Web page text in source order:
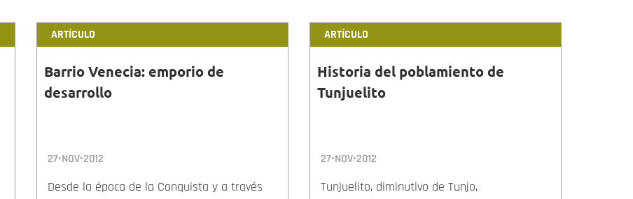
ARTÍCULO
Barrio Venecia: emporio de
desarrollo
27•NOV•2012
Desde la época de la Conquista y a través
ARTÍCULO
Historia del poblamiento de
Tunjuelito
27•NOV•2012
Tunjuelito, diminutivo de Tunjo,